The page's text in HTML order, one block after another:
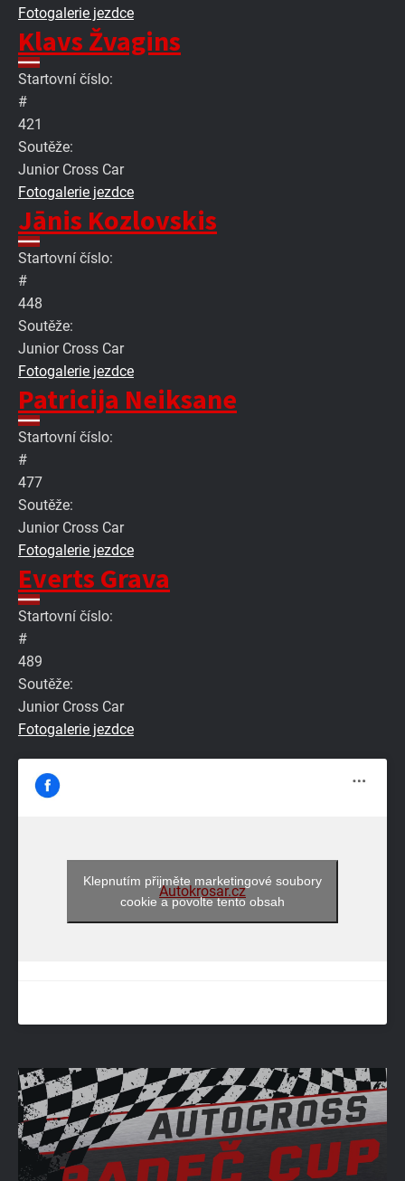
Fotogalerie jezdce
Klavs Žvagins
Startovní číslo:
#
421
Soutěže:
Junior Cross Car
Fotogalerie jezdce
Jānis Kozlovskis
Startovní číslo:
#
448
Soutěže:
Junior Cross Car
Fotogalerie jezdce
Patricija Neiksane
Startovní číslo:
#
477
Soutěže:
Junior Cross Car
Fotogalerie jezdce
Everts Grava
Startovní číslo:
#
489
Soutěže:
Junior Cross Car
Fotogalerie jezdce
Autokrosar.cz
Klepnutím přijměte marketingové soubory
cookie a povolte tento obsah